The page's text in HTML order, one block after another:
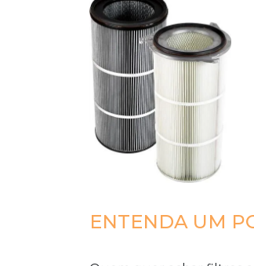
ENTENDA UM